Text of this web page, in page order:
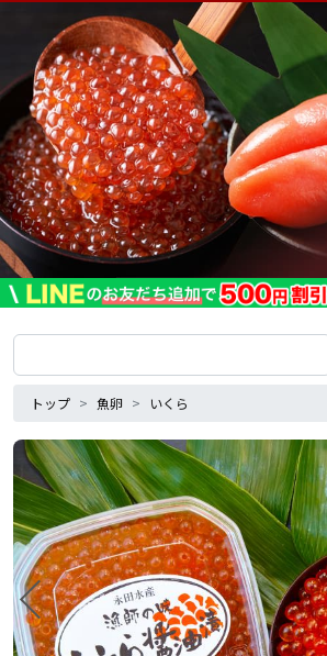
トップ 魚卵 いくら